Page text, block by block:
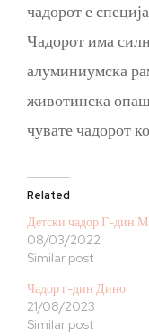
чадорот е
Чадорот има
алуминиумска
животинска
чувате чадорот
Related
Детски чадор Г-дин
08/03/2022
Similar post
Чадор г-дин Дино
21/08/2023
Similar post